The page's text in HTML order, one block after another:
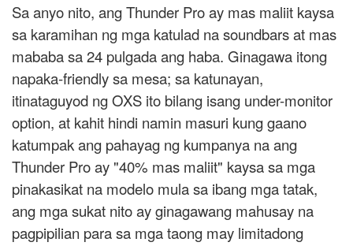
Sa anyo nito, ang Thunder Pro ay mas maliit kaysa
sa karamihan ng mga katulad na soundbars at mas
mababa sa 24 pulgada ang haba. Ginagawa itong
napaka-friendly sa mesa; sa katunayan,
itinataguyod ng OXS ito bilang isang under-monitor
option, at kahit hindi namin masuri kung gaano
katumpak ang pahayag ng kumpanya na ang
Thunder Pro ay "40% mas maliit" kaysa sa mga
pinakasikat na modelo mula sa ibang mga tatak,
ang mga sukat nito ay ginagawang mahusay na
pagpipilian para sa mga taong may limitadong